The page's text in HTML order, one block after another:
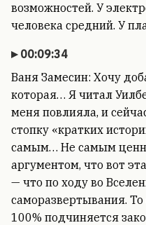
возможностей. У
человека средний. У
00:09:34
Ваня Замесин: Хочу
которая… Я читал
меня повлияла, и
стопку «кратких
самым… Не самым
аргументом, что вот
— что по ходу во
саморазвертывания.
100% подчиняется